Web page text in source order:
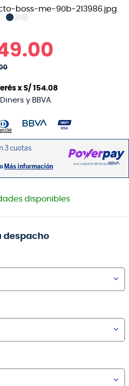
.00
xS/ 154.08
y BBVA.
disponibles
despacho